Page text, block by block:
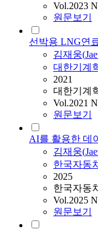
Vol.2023
원문보기
선박용 LNG연
김재웅(
대한기계
2021
대한기계
Vol.2021
원문보기
AI를 활용한 데
김재웅(
한국자동
2025
한국자동
Vol.2025
원문보기